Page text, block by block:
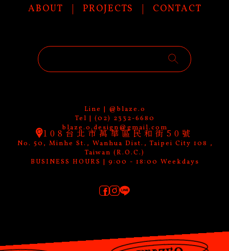
ABOUT PROJECTS CONTACT
Line | @blaze.o
Tel | (02) 2332-6680
blaze.o.design@gmail.com
108台北市萬華區民和街50號
No. 50, Minhe St., Wanhua Dist., Taipei City 108 ,
Taiwan (R.O.C.)
BUSINESS HOURS | 9:00 - 18:00 Weekdays